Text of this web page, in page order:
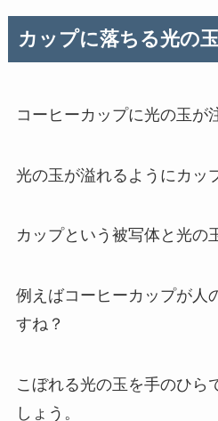
カップに落ちる光の
コーヒーカップに光の玉が
光の玉が溢れるようにカッ
カップという被写体と光の
例えばコーヒーカップが人
すね？
こぼれる光の玉を手のひら
しょう。